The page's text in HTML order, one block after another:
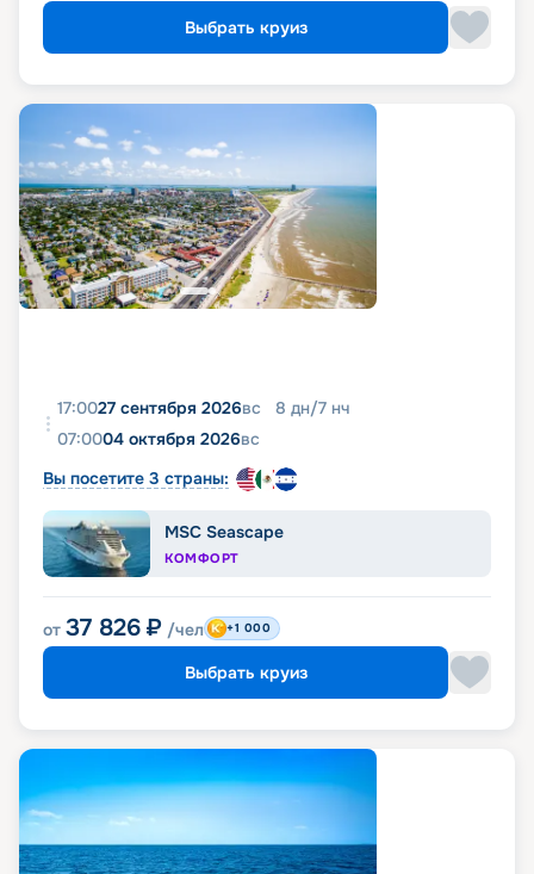
Выбрать круиз
17:0027 сентября 2026вс 8 дн/7 нч
07:0004 октября 2026вс
Вы посетите 3 страны:
MSC Seascape
КОМФОРТ
от 37 826 ₽ /чел +1 000
Выбрать круиз